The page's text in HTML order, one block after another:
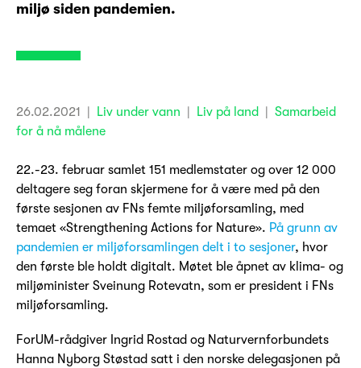
miljø siden pandemien.
26.02.2021 Liv under vann Liv på land
Samarbeid
for å nå målene
22.-23. februar samlet 151 medlemstater og over 12 000
deltagere seg foran skjermene for å være med på den
første sesjonen av FNs femte miljøforsamling, med
temaet «Strengthening Actions for Nature». På grunn av
pandemien er miljøforsamlingen delt i to sesjoner, hvor
den første ble holdt digitalt. Møtet ble åpnet av klima- og
miljøminister Sveinung Rotevatn, som er president i FNs
miljøforsamling.
ForUM-rådgiver Ingrid Rostad og Naturvernforbundets
Hanna Nyborg Støstad satt i den norske delegasjonen på